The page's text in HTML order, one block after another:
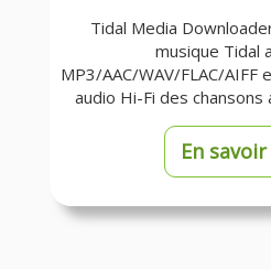
Tidal Media
musique Tidal
MP3/AAC/WAV/FLAC/
audio Hi-Fi des chansons
En